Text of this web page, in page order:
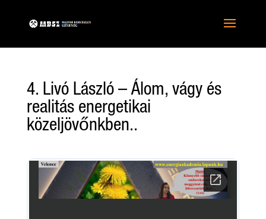
4. Livó László – Álom, vágy és
realitás energetikai
közeljövőnkben..